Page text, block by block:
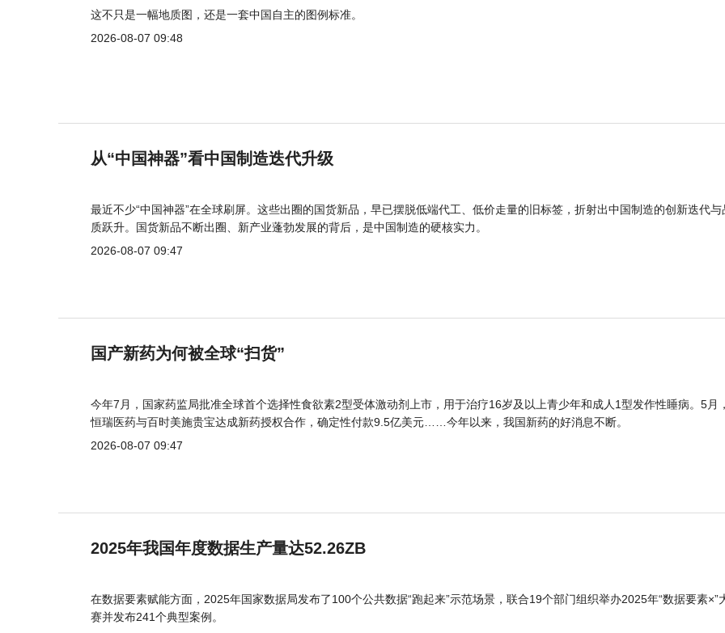
这不只是一幅地质图，还是一套中国自主的图例标准。
2026-08-07 09:48
从“中国神器”看中国制造迭代升级
最近不少“中国神器”在全球刷屏。这些出圈的国货新品，早已摆脱低端代工、低价走量的旧标签，折射出中国制造的创新迭代与
质跃升。国货新品不断出圈、新产业蓬勃发展的背后，是中国制造的硬核实力。
2026-08-07 09:47
国产新药为何被全球“扫货”
今年7月，国家药监局批准全球首个选择性食欲素2型受体激动剂上市，用于治疗16岁及以上青少年和成人1型发作性睡病。5月
恒瑞医药与百时美施贵宝达成新药授权合作，确定性付款9.5亿美元……今年以来，我国新药的好消息不断。
2026-08-07 09:47
2025年我国年度数据生产量达52.26ZB
在数据要素赋能方面，2025年国家数据局发布了100个公共数据“跑起来”示范场景，联合19个部门组织举办2025年“数据要素×”
赛并发布241个典型案例。